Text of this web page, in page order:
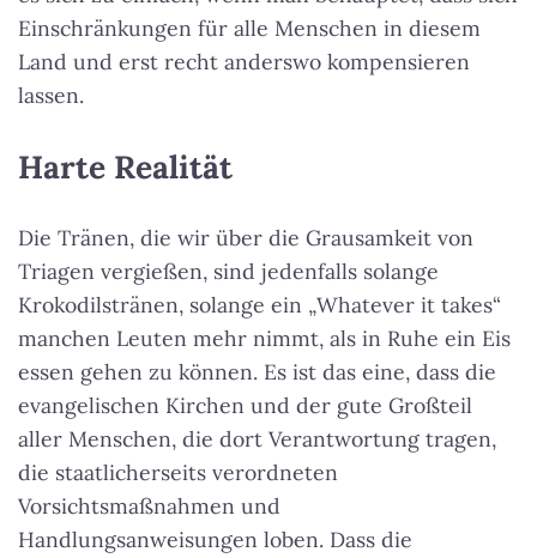
Einschränkungen für alle Menschen in diesem
Land und erst recht anderswo kompensieren
lassen.
Harte Realität
Die Tränen, die wir über die Grausamkeit von
Triagen vergießen, sind jedenfalls solange
Krokodilstränen, solange ein „Whatever it takes“
manchen Leuten mehr nimmt, als in Ruhe ein Eis
essen gehen zu können. Es ist das eine, dass die
evangelischen Kirchen und der gute Großteil
aller Menschen, die dort Verantwortung tragen,
die staatlicherseits verordneten
Vorsichtsmaßnahmen und
Handlungsanweisungen loben. Dass die